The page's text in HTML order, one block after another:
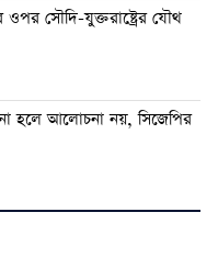
ওপর সৌদি-যুক্তরাষ্ট্রের যৌথ
না হলে আলোচনা নয়, সিজেপির